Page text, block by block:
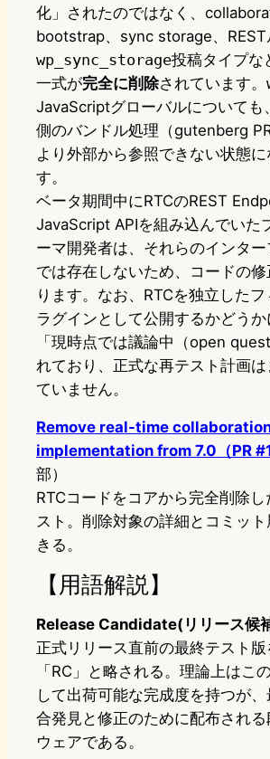
化」されたのではなく、
bootstrap、sync storage、REST
wp_sync_storage投稿タイプな
一式が完全に削除されています。
JavaScriptグローバルについても
側のバンドル処理（gutenberg
より外部から参照できない状態に
す。
ベータ期間中にRTCのREST
JavaScript APIを組み込んでいた
ーマ開発者は、それらのインタ
では存在しないため、コードの
ります。なお、RTCを独立した
ラグインとして公開するかどう
「現時点では議論中（open
れており、正式な再テスト計画
ていません。
Remove real-time
implementation from 7.0（PR
部）
RTCコードをコアから完全削除
スト。削除対象の詳細とコミッ
きる。
【用語解説】
Release Candidate(リリース候
正式リリース直前の最終テスト版
「RC」と略される。理論上はこ
して出荷可能な完成度を持つが
合発見と修正のために配布される
ウェアである。